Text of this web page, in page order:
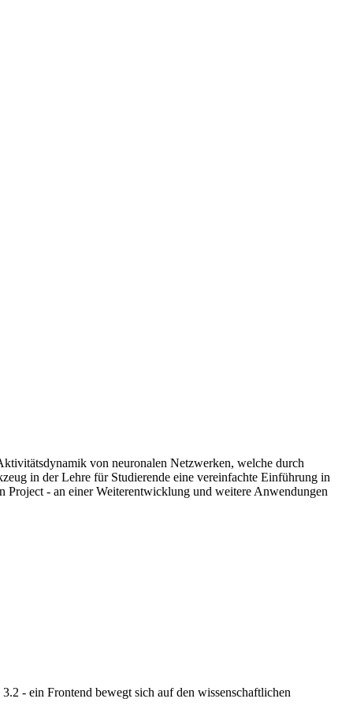
von neuronalen Netzwerken, welche durch
in der Lehre für Studierende eine vereinfachte Einführung in
Project - an einer Weiterentwicklung und weitere Anwendungen
- ein Frontend bewegt sich auf den wissenschaftlichen